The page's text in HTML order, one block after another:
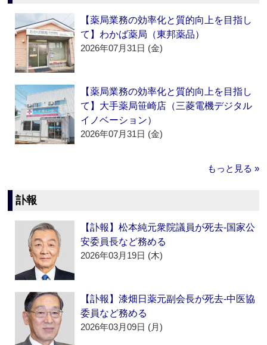
【薬局業務の効率化と質的向上を目指し
て】わかば薬局（東邦薬品）
2026年07月31日 (金)
【薬局業務の効率化と質的向上を目指し
て】大手薬局笹崎店（三菱電機デジタル
イノベーション）
2026年07月31日 (金)
もっと見る »
訃報
【訃報】松本純元衆院議員が死去‐国家公
安委員長など務める
2026年03月19日 (木)
【訃報】漆畑日薬元副会長が死去‐中医協
委員など務める
2026年03月09日 (月)